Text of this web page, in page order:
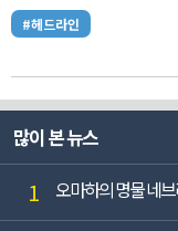
#헤드라인
많이 본 뉴스
1 오마하의 명물 네